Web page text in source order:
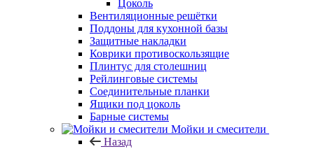
Цоколь
Вентиляционные решётки
Поддоны для кухонной базы
Защитные накладки
Коврики противоскользящие
Плинтус для столешниц
Рейлинговые системы
Соединительные планки
Ящики под цоколь
Барные системы
Мойки и смесители
Назад